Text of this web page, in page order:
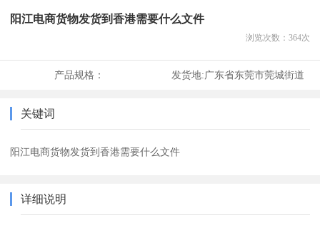
阳江电商货物发货到香港需要什么文件
浏览次数： 364次
产品规格： 发货地:广东省东莞市莞城街道
关键词
阳江电商货物发货到香港需要什么文件
详细说明